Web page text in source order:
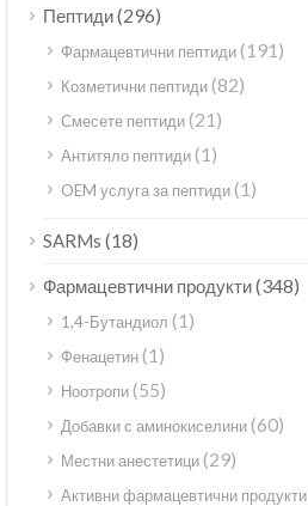
Пептиди(296)
Фармацевтични пептиди(191)
Козметични пептиди(82)
Смесете пептиди(21)
Антитяло пептиди(1)
OEM услуга за пептиди(1)
SARMs (18)
Фармацевтични продукти(348)
1,4-Бутандиол (1)
Фенацетин(1)
Ноотропи(55)
Добавки с аминокиселини(60)
Местни анестетици(29)
Активни фармацевтични продукти